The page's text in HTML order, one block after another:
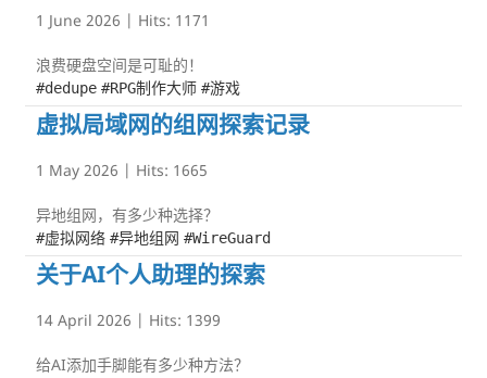
1 June 2026 | Hits: 1171
浪费硬盘空间是可耻的！
#dedupe #RPG制作大师 #游戏
虚拟局域网的组网探索记录
1 May 2026 | Hits: 1665
异地组网，有多少种选择？
#虚拟网络 #异地组网 #WireGuard
关于AI个人助理的探索
14 April 2026 | Hits: 1399
给AI添加手脚能有多少种方法？